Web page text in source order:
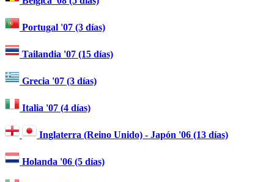
Portugal '07 (3 días)
Tailandia '07 (15 días)
Grecia '07 (3 días)
Italia '07 (4 días)
Inglaterra (Reino Unido) - Japón '06 (13 días)
Holanda '06 (5 días)